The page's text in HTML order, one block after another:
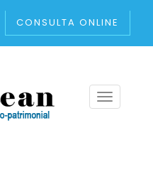
CONSULTA ONLINE
Toggle